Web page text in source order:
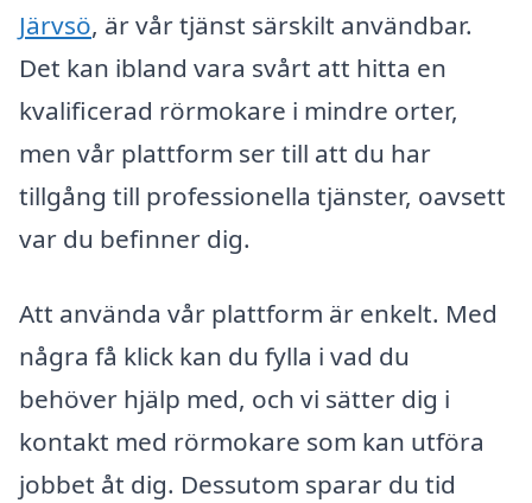
Järvsö, är vår tjänst särskilt användbar.
Det kan ibland vara svårt att hitta en
kvalificerad rörmokare i mindre orter,
men vår plattform ser till att du har
tillgång till professionella tjänster, oavsett
var du befinner dig.
Att använda vår plattform är enkelt. Med
några få klick kan du fylla i vad du
behöver hjälp med, och vi sätter dig i
kontakt med rörmokare som kan utföra
jobbet åt dig. Dessutom sparar du tid